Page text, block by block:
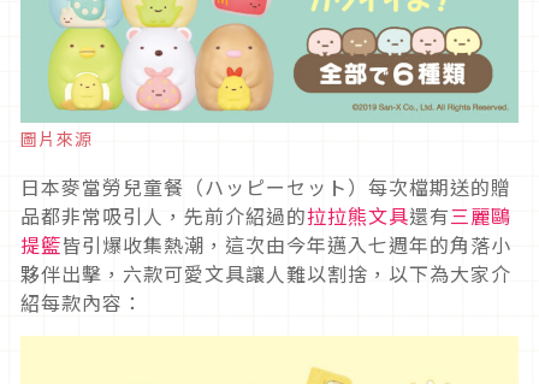
圖片來源
日本麥當勞兒童餐（ハッピーセット）每次檔期送的贈
品都非常吸引人，先前介紹過的拉拉熊文具還有三麗鷗
提籃皆引爆收集熱潮，這次由今年邁入七週年的角落小
夥伴出擊，六款可愛文具讓人難以割捨，以下為大家介
紹每款內容：